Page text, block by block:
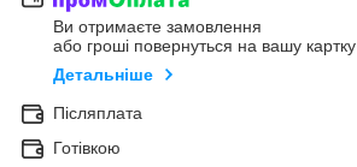
Ви отримаєте замовлення
або гроші повернуться на вашу картку
Детальніше
Післяплата
Готівкою